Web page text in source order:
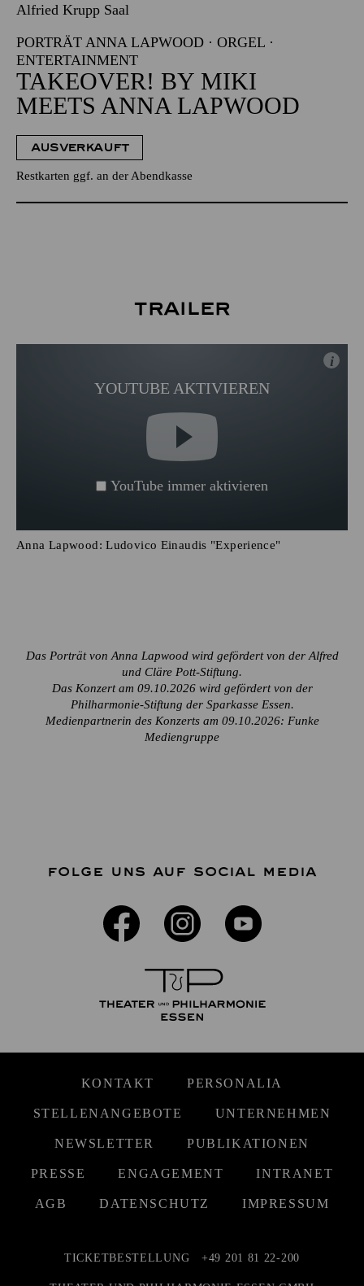
Alfried Krupp Saal
PORTRÄT ANNA LAPWOOD · ORGEL ·
ENTERTAINMENT
TAKEOVER! BY MIKI
MEETS ANNA LAPWOOD
AUSVERKAUFT
Restkarten ggf. an der Abendkasse
Trailer
YOUTUBE AKTIVIEREN
i
YouTube immer aktivieren
Anna Lapwood: Ludovico Einaudis "Experience"
Das Porträt von Anna Lapwood wird gefördert von der Alfred
und Cläre Pott-Stiftung.
Das Konzert am 09.10.2026 wird gefördert von der
Philharmonie-Stiftung der Sparkasse Essen.
Medienpartnerin des Konzerts am 09.10.2026: Funke
Mediengruppe
FOLGE UNS AUF SOCIAL MEDIA
KONTAKT PERSONALIA
STELLENANGEBOTE UNTERNEHMEN
NEWSLETTER PUBLIKATIONEN
PRESSE ENGAGEMENT INTRANET
AGB DATENSCHUTZ IMPRESSUM
TICKETBESTELLUNG +49 201 81 22-200